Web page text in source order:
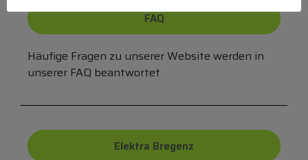
FAQ
Häufige Fragen zu unserer Website werden in
unserer FAQ beantwortet
Elektra Bregenz